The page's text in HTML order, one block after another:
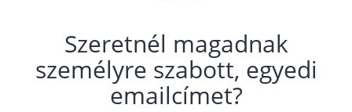
Szeretnél magadnak
személyre szabott, egyedi
emailcímet?